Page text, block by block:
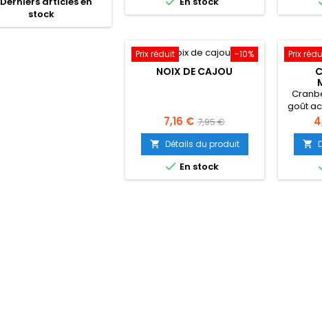
stock
-10%
Prix réduit
NOIX DE CAJOU
Prix
7,16 € Prix
de
base
7,95 €
 Détails du produit
 En stock
Prix
goût
